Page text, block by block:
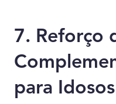
7. Reforço
para Idosos